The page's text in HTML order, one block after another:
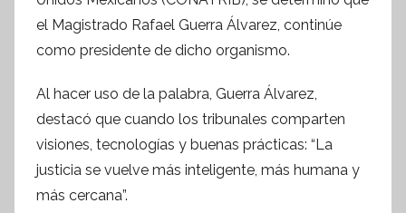
t
e
i
s
I
n
el Magistrado Rafael Guerra Álvarez, continúe
como presidente de dicho organismo.
Al hacer uso de la palabra, Guerra Álvarez,
destacó que cuando los tribunales comparten
visiones, tecnologías y buenas prácticas: “La
justicia se vuelve más inteligente, más humana y
más cercana”.